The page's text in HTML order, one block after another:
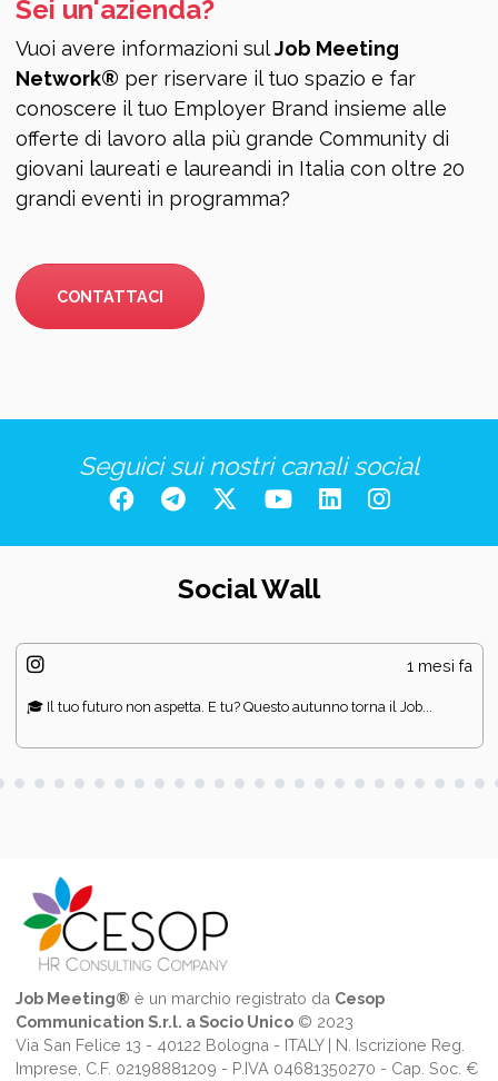
Sei un'azienda?
Vuoi avere informazioni sulJob Meeting
Network® per riservare il tuo spazio e far
conoscere il tuo Employer Brand insieme alle
offerte di lavoro alla più grande Community di
giovani laureati e laureandi in Italia con oltre 20
grandi eventi in programma?
CONTATTACI
Seguici sui nostri canali social
Social Wall
1 mesi fa
🎓 Il tuo futuro non aspetta. E tu? Questo autunno torna il Job...
Job Meeting® è un marchio registrato da Cesop
Communication S.r.l. a Socio Unico© 2023
Via San Felice 13 - 40122 Bologna - ITALY | N. Iscrizione Reg.
Imprese, C.F. 02198881209 - P.IVA 04681350270 - Cap. Soc. €